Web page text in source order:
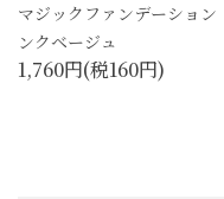
マジックファンデーショ
ンクベージュ
1,760円(税160円)